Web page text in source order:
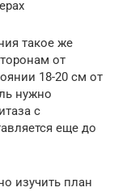
такое же
от
18-20 см от
нужно
с
еще до
изучить план